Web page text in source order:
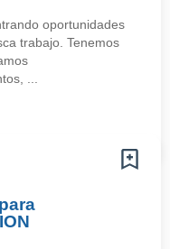
oportunidades
trabajo. Tenemos
...